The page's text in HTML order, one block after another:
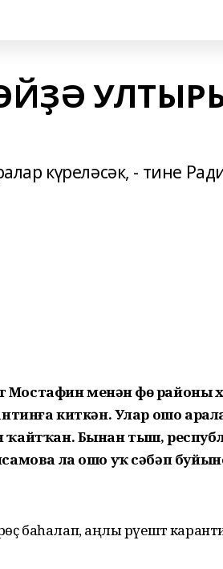
күреләсәк, - тине
Мостафин менән Өфө
киткән. Улар ошо
Бынан тыш,
ла ошо уҡ сәбәп
баһалап, аңлы рәүештә